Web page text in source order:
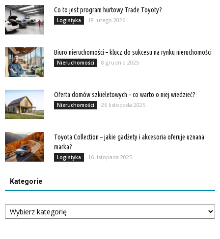
Co to jest program hurtowy Trade Toyoty?
Logistyka 18 lutego 2026
Biuro nieruchomości – klucz do sukcesu na rynku nieruchomości
Nieruchomości 8 grudnia 2025
Oferta domów szkieletowych – co warto o niej wiedzieć?
Nieruchomości 26 listopada 2025
Toyota Collection – jakie gadżety i akcesoria oferuje uznana
marka?
Logistyka 16 listopada 2025
Kategorie
Kategorie